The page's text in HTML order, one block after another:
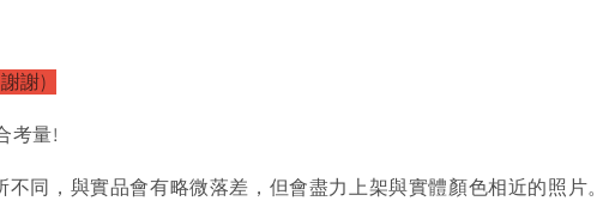
謝)
考量!
同，與實品會有略微落差，但會盡力上架與實體顏色相近的照片。